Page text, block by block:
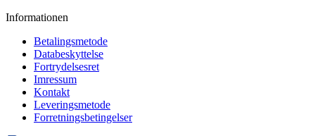
Informationen
Betalingsmetode
Databeskyttelse
Fortrydelsesret
Imressum
Kontakt
Leveringsmetode
Forretningsbetingelser